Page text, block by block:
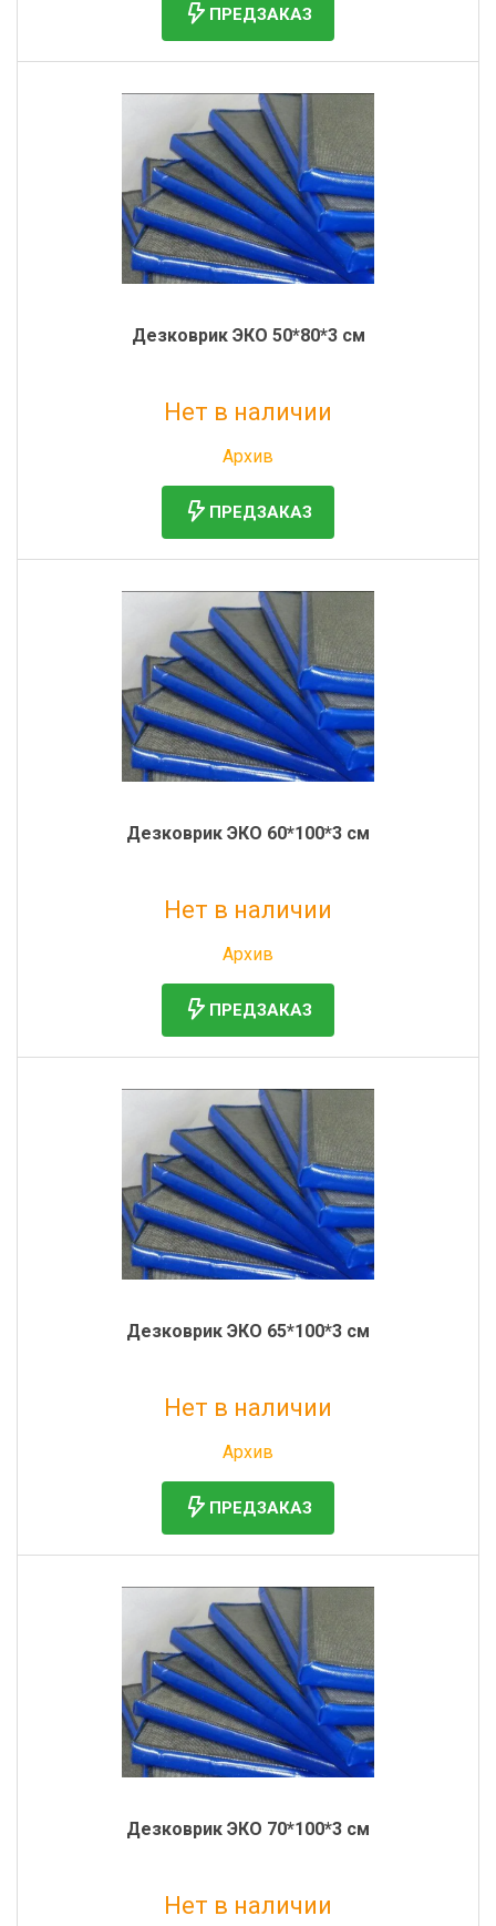
ПРЕДЗАКАЗ
Дезковрик ЭКО 50*80*3 см
Нет в наличии
Архив
ПРЕДЗАКАЗ
Дезковрик ЭКО 60*100*3 см
Нет в наличии
Архив
ПРЕДЗАКАЗ
Дезковрик ЭКО 65*100*3 см
Нет в наличии
Архив
ПРЕДЗАКАЗ
Дезковрик ЭКО 70*100*3 см
Нет в наличии